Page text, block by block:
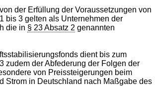
der Erfüllung der Voraussetzungen von
bis 3 gelten als Unternehmen der
die in § 23 Absatz 2 genannten
dient bis zum
zudem der Abfederung der Folgen der
von Preissteigerungen beim
Strom in Deutschland nach Maßgabe des